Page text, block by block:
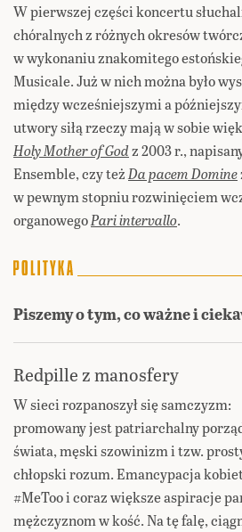
W pierwszej części koncertu
chóralnych z różnych okresów
w wykonaniu znakomitego
Musicale. Już w nich można było
między wcześniejszymi a
utwory siłą rzeczy mają w sobie
Holy Mother of Godz 2003 r.,
Ensemble, czy teżDa pacem Domine
w pewnym stopniu rozwinięciem
organowegoPari intervallo.
Piszemy o tym, co ważne i
Redpille z manosfery
W sieci rozpanoszył się samczyzm:
promowany jest patriarchalny
świata, męski szowinizm i tzw.
chłopski rozum. Emancypacja
#MeToo i coraz większe aspiracje
mężczyznom w kość. Na tę falę,